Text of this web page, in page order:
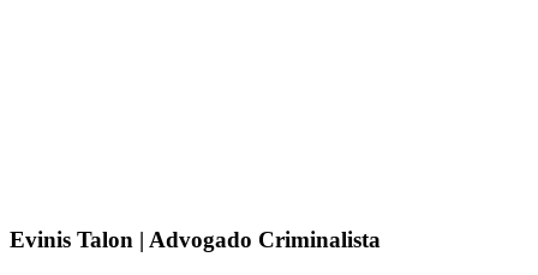
Evinis Talon | Advogado Criminalista